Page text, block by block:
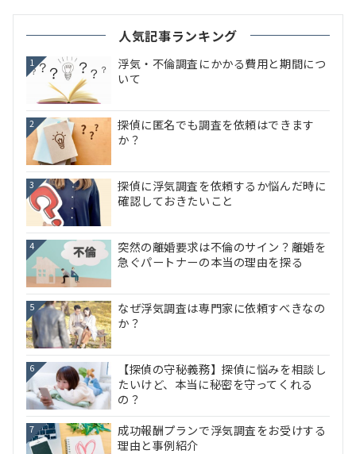
人気記事ランキング
1
浮気・不倫調査にかかる費用と期間につ
いて
2
探偵に匿名でも調査を依頼はできます
か？
3
探偵に浮気調査を依頼するか悩んだ時に
確認しておきたいこと
4
突然の離婚要求は不倫のサイン？離婚を
急ぐパートナーの本当の理由を探る
5
なぜ浮気調査は専門家に依頼すべきなの
か？
6
【探偵の守秘義務】探偵に悩みを相談し
たいけど、本当に秘密を守ってくれる
の？
7
成功報酬プランで浮気調査をお受けする
理由と事例紹介